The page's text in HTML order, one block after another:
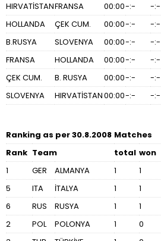
HIRVATİSTANFRANSA 00:00-:- -:-
HOLLANDA
ÇEK CUM. 00:00-:- -:-
B.RUSYA
SLOVENYA 00:00-:- -:-
FRANSA
HOLLANDA 00:00-:- -:-
ÇEK CUM.
B. RUSYA 00:00-:- -:-
SLOVENYA
HIRVATİSTAN00:00-:- -:-
Ranking as per 30.8.2008 Matches
Rank Team total won
1
GER ALMANYA 1 1
5
ITA İTALYA 1 1
6
RUS RUSYA 1 1
2
POL POLONYA 1 0